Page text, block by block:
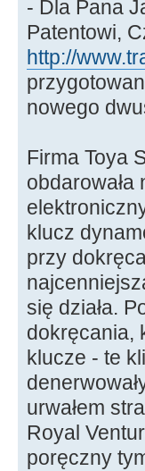
- Dla Pana
Patentowi,
http://
nowego
Firma Toya
klucz
przy
się działa.
dokręcania,
klucze - te
urwałem
Royal
poręczny